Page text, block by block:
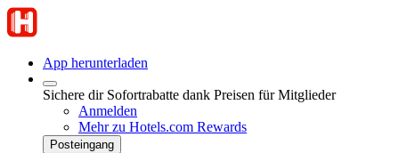
App herunterladen
Sichere dir Sofortrabatte dank Preisen für Mitglieder
Anmelden
Mehr zu Hotels.com Rewards
Posteingang